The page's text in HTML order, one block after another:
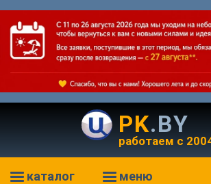
PK.BY
работаем с
каталог меню